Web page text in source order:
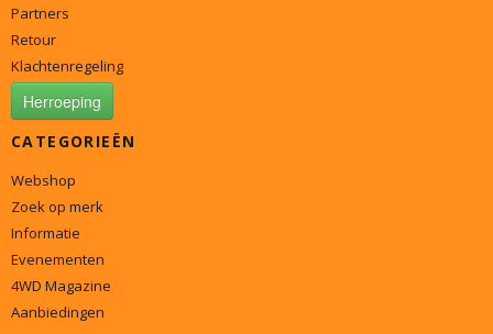
Partners
Retour
Klachtenregeling
Herroeping
CATEGORIEËN
Webshop
Zoek op merk
Informatie
Evenementen
4WD Magazine
Aanbiedingen